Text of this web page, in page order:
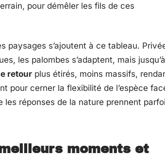
pour démêler les fils de ces
paysages s’ajoutent à ce tableau.
les palombes s’adaptent, mais jusqu’à
retour plus étirés, moins massifs,
pour cerner la flexibilité de l’espèce
les réponses de la nature prennent
moments et